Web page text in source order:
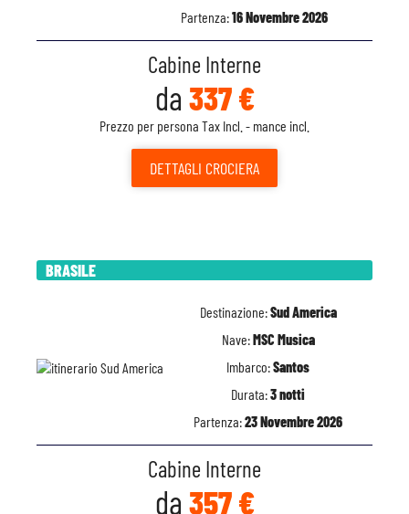
Partenza:16 Novembre 2026
Cabine Interne
da 337 €
Prezzo per persona Tax Incl. - mance incl.
DETTAGLI CROCIERA
BRASILE
Destinazione:Sud America
Nave:MSC Musica
Imbarco:Santos
Durata:3 notti
Partenza:23 Novembre 2026
Cabine Interne
da 357 €